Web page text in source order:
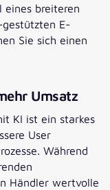
eines breiteren
E-
Sie sich einen
Umsatz
KI ist ein starkes
User
Während
Händler wertvolle